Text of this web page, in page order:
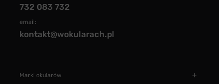
732 083 732
email:
kontakt@wokularach.pl
Marki okularów